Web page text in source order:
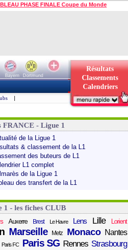
PHASE FINALE Coupe du Monde
Bayern
Dortmund
Résultats
Classements
Calendriers
|
FRANCE - Ligue 1
de la Ligue 1
& classement de la L1
des buteurs de L1
L1 complet
de la Ligue 1
des transfert de la L1
1 - les fiches CLUB
Auxerre Brest Le Havre Lens Lille Lorient
Marseille Metz Monaco Nantes
Paris FC Paris SG Rennes Strasbourg